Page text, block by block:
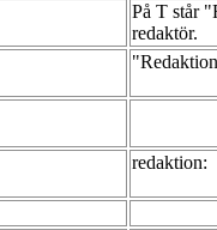
På T står
redaktör.
redaktion: